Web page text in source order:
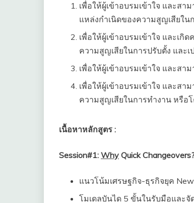
เพื่อให้ผู้เข้าอบรมเข้าใจ และส
แหล่งกำเนิดของความสูญเสียใน
เพื่อให้ผู้เข้าอบรมเข้าใจ และเ
ความสูญเสียในการปรับตั้ง และ
เพื่อให้ผู้เข้าอบรมเข้าใจ และส
เพื่อให้ผู้เข้าอบรมเข้าใจ และส
ความสูญเสียในการทำงาน หรือ
เนื้อหาหลักสูตร :
Session#1: Why Quick
แนวโน้มเศรษฐกิจ-ธุรกิจยุค
โมเดลบันได 5 ขั้นในรับมือและจั